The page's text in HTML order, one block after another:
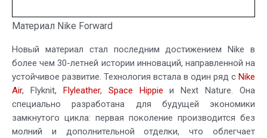
Материал Nike Forward
Новый материал стал последним достижением Nike в
более чем 30-летней истории инноваций, направленной на
устойчивое развитие. Технология встала в один ряд с Nike
Air, Flyknit, Flyleather, Space Hippie и Next Nature. Она
специально разработана для будущей экономики
замкнутого цикла: первая поколение производится без
молний и дополнительной отделки, что облегчает